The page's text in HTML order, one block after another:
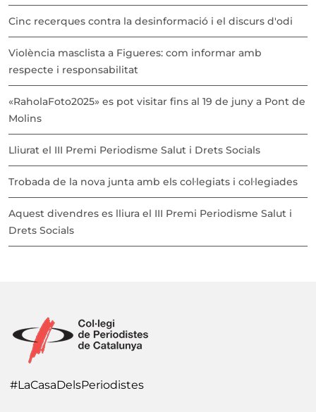
Cinc recerques contra la desinformació i el discurs d'odi
Violència masclista a Figueres: com informar amb
respecte i responsabilitat
«RaholaFoto2025» es pot visitar fins al 19 de juny a Pont de
Molins
Lliurat el III Premi Periodisme Salut i Drets Socials
Trobada de la nova junta amb els col·legiats i col·legiades
Aquest divendres es lliura el III Premi Periodisme Salut i
Drets Socials
#LaCasaDelsPeriodistes